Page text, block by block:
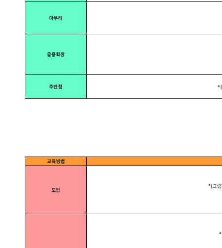
마무리
응용확장
주안점 *
교육방법
도입
*(그림
*(